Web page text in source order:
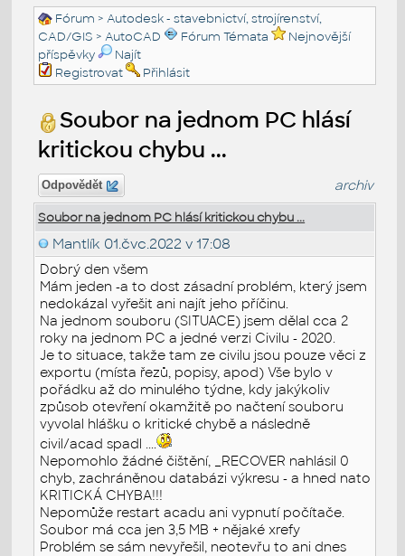
Fórum >Autodesk - stavebnictví, strojírenství,
CAD/GIS >AutoCAD Fórum Témata
Nejnovější
příspěvky
Najít
Registrovat
Přihlásit
Soubor na jednom PC hlásí
kritickou chybu ...
Odpovědět archiv
Soubor na jednom PC hlásí kritickou chybu ...
Mantlík 01.čvc.2022 v 17:08
Dobrý den všem
Mám jeden -a to dost zásadní problém, který jsem
nedokázal vyřešit ani najít jeho příčinu.
Na jednom souboru (SITUACE) jsem dělal cca 2
roky na jednom PC a jedné verzi Civilu - 2020.
Je to situace, takže tam ze civilu jsou pouze věci z
exportu (místa řezů, popisy, apod) Vše bylo v
pořádku až do minulého týdne, kdy jakýkoliv
způsob otevření okamžitě po načtení souboru
vyvolal hlášku o kritické chybě a následně
civil/acad spadl ....
Nepomohlo žádné čištění, _RECOVER nahlásil 0
chyb, zachráněnou databázi výkresu - a hned nato
KRITICKÁ CHYBA!!!
Nepomůže restart acadu ani vypnutí počítače.
Soubor má cca jen 3,5 MB + nějaké xrefy
Problém se sám nevyřešil, neotevřu to ani dnes